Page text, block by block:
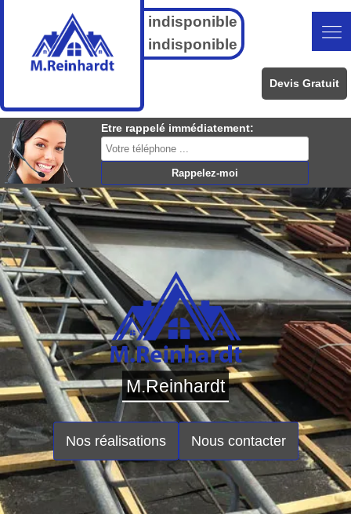
indisponible
indisponible
Devis Gratuit
Etre rappelé immédiatement:
M.Reinhardt
Nos réalisations Nous contacter